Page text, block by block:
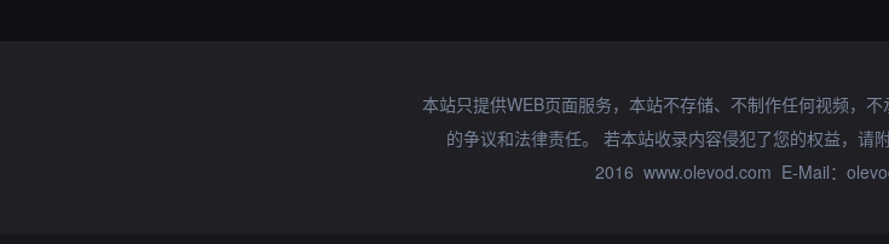
本站只提供WEB页面服务，本站不存储、不制作任何视频，
的争议和法律责任。 若本站收录内容侵犯了您的权益，请
2016 www.olevod.com E-Mail：